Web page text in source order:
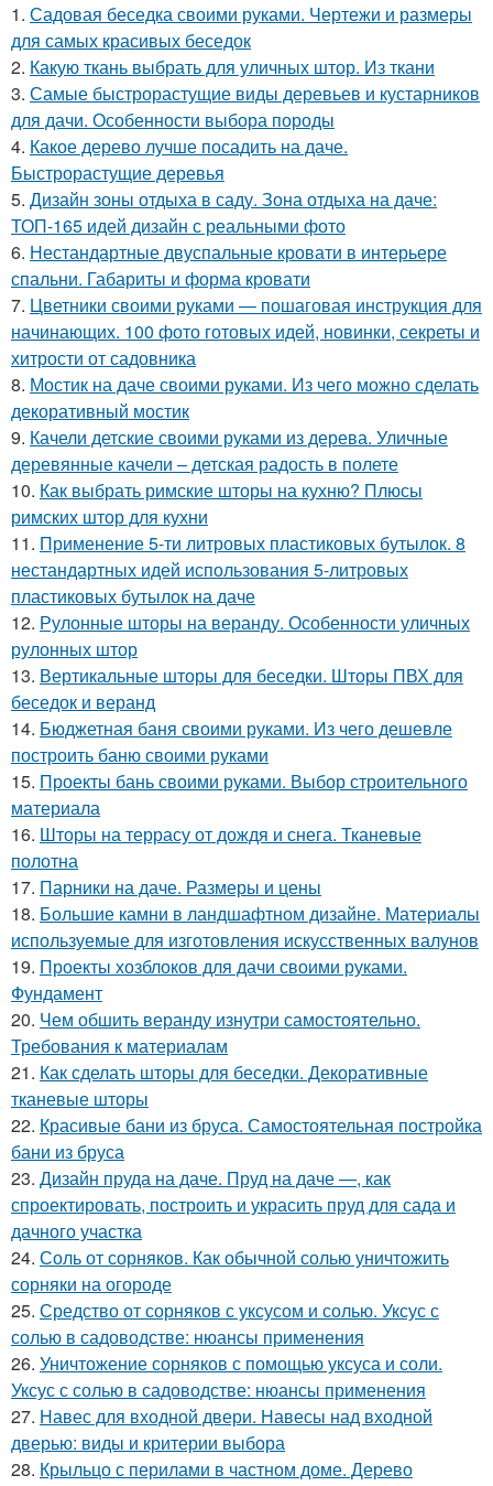
1. Садовая беседка своими руками. Чертежи и размеры
для самых красивых беседок
2. Какую ткань выбрать для уличных штор. Из ткани
3. Самые быстрорастущие виды деревьев и кустарников
для дачи. Особенности выбора породы
4. Какое дерево лучше посадить на даче.
Быстрорастущие деревья
5. Дизайн зоны отдыха в саду. Зона отдыха на даче:
ТОП-165 идей дизайн с реальными фото
6. Нестандартные двуспальные кровати в интерьере
спальни. Габариты и форма кровати
7. Цветники своими руками — пошаговая инструкция для
начинающих. 100 фото готовых идей, новинки, секреты и
хитрости от садовника
8. Мостик на даче своими руками. Из чего можно сделать
декоративный мостик
9. Качели детские своими руками из дерева. Уличные
деревянные качели – детская радость в полете
10. Как выбрать римские шторы на кухню? Плюсы
римских штор для кухни
11. Применение 5-ти литровых пластиковых бутылок. 8
нестандартных идей использования 5-литровых
пластиковых бутылок на даче
12. Рулонные шторы на веранду. Особенности уличных
рулонных штор
13. Вертикальные шторы для беседки. Шторы ПВХ для
беседок и веранд
14. Бюджетная баня своими руками. Из чего дешевле
построить баню своими руками
15. Проекты бань своими руками. Выбор строительного
материала
16. Шторы на террасу от дождя и снега. Тканевые
полотна
17. Парники на даче. Размеры и цены
18. Большие камни в ландшафтном дизайне. Материалы
используемые для изготовления искусственных валунов
19. Проекты хозблоков для дачи своими руками.
Фундамент
20. Чем обшить веранду изнутри самостоятельно.
Требования к материалам
21. Как сделать шторы для беседки. Декоративные
тканевые шторы
22. Красивые бани из бруса. Самостоятельная постройка
бани из бруса
23. Дизайн пруда на даче. Пруд на даче —, как
спроектировать, построить и украсить пруд для сада и
дачного участка
24. Соль от сорняков. Как обычной солью уничтожить
сорняки на огороде
25. Средство от сорняков с уксусом и солью. Уксус с
солью в садоводстве: нюансы применения
26. Уничтожение сорняков с помощью уксуса и соли.
Уксус с солью в садоводстве: нюансы применения
27. Навес для входной двери. Навесы над входной
дверью: виды и критерии выбора
28. Крыльцо с перилами в частном доме. Дерево